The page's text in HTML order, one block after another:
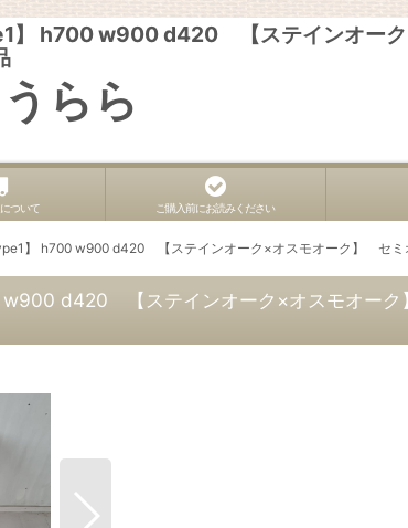
h700 w900 d420 【ステインオーク
らら
ついて ご購入前にお読みください
h700 w900 d420 【ステインオーク×オスモオーク】 セミ
d420 【ステインオーク×オスモオー